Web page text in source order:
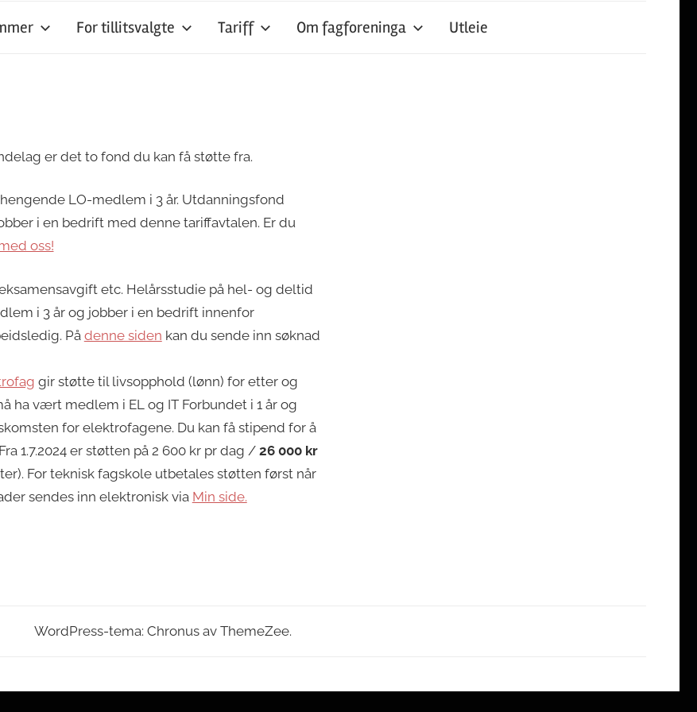
For tillitsvalgte Tariff Om fagforeninga Utleie
er det to fond du kan få støtte fra.
LO-medlem i 3 år. Utdanningsfond
i en bedrift med denne tariffavtalen. Er du
oss!
etc. Helårsstudie på hel- og deltid
i 3 år og jobber i en bedrift innenfor
På denne siden kan du sende inn søknad
gir støtte til livsopphold (lønn) for etter og
ha vært medlem i EL og IT Forbundet i 1 år og
for elektrofagene. Du kan få stipend for å
1.7.2024 er støtten på 2 600 kr pr dag / 26 000 kr
For teknisk fagskole utbetales støtten først når
sendes inn elektronisk via Min side.
WordPress-tema: Chronus av ThemeZee.